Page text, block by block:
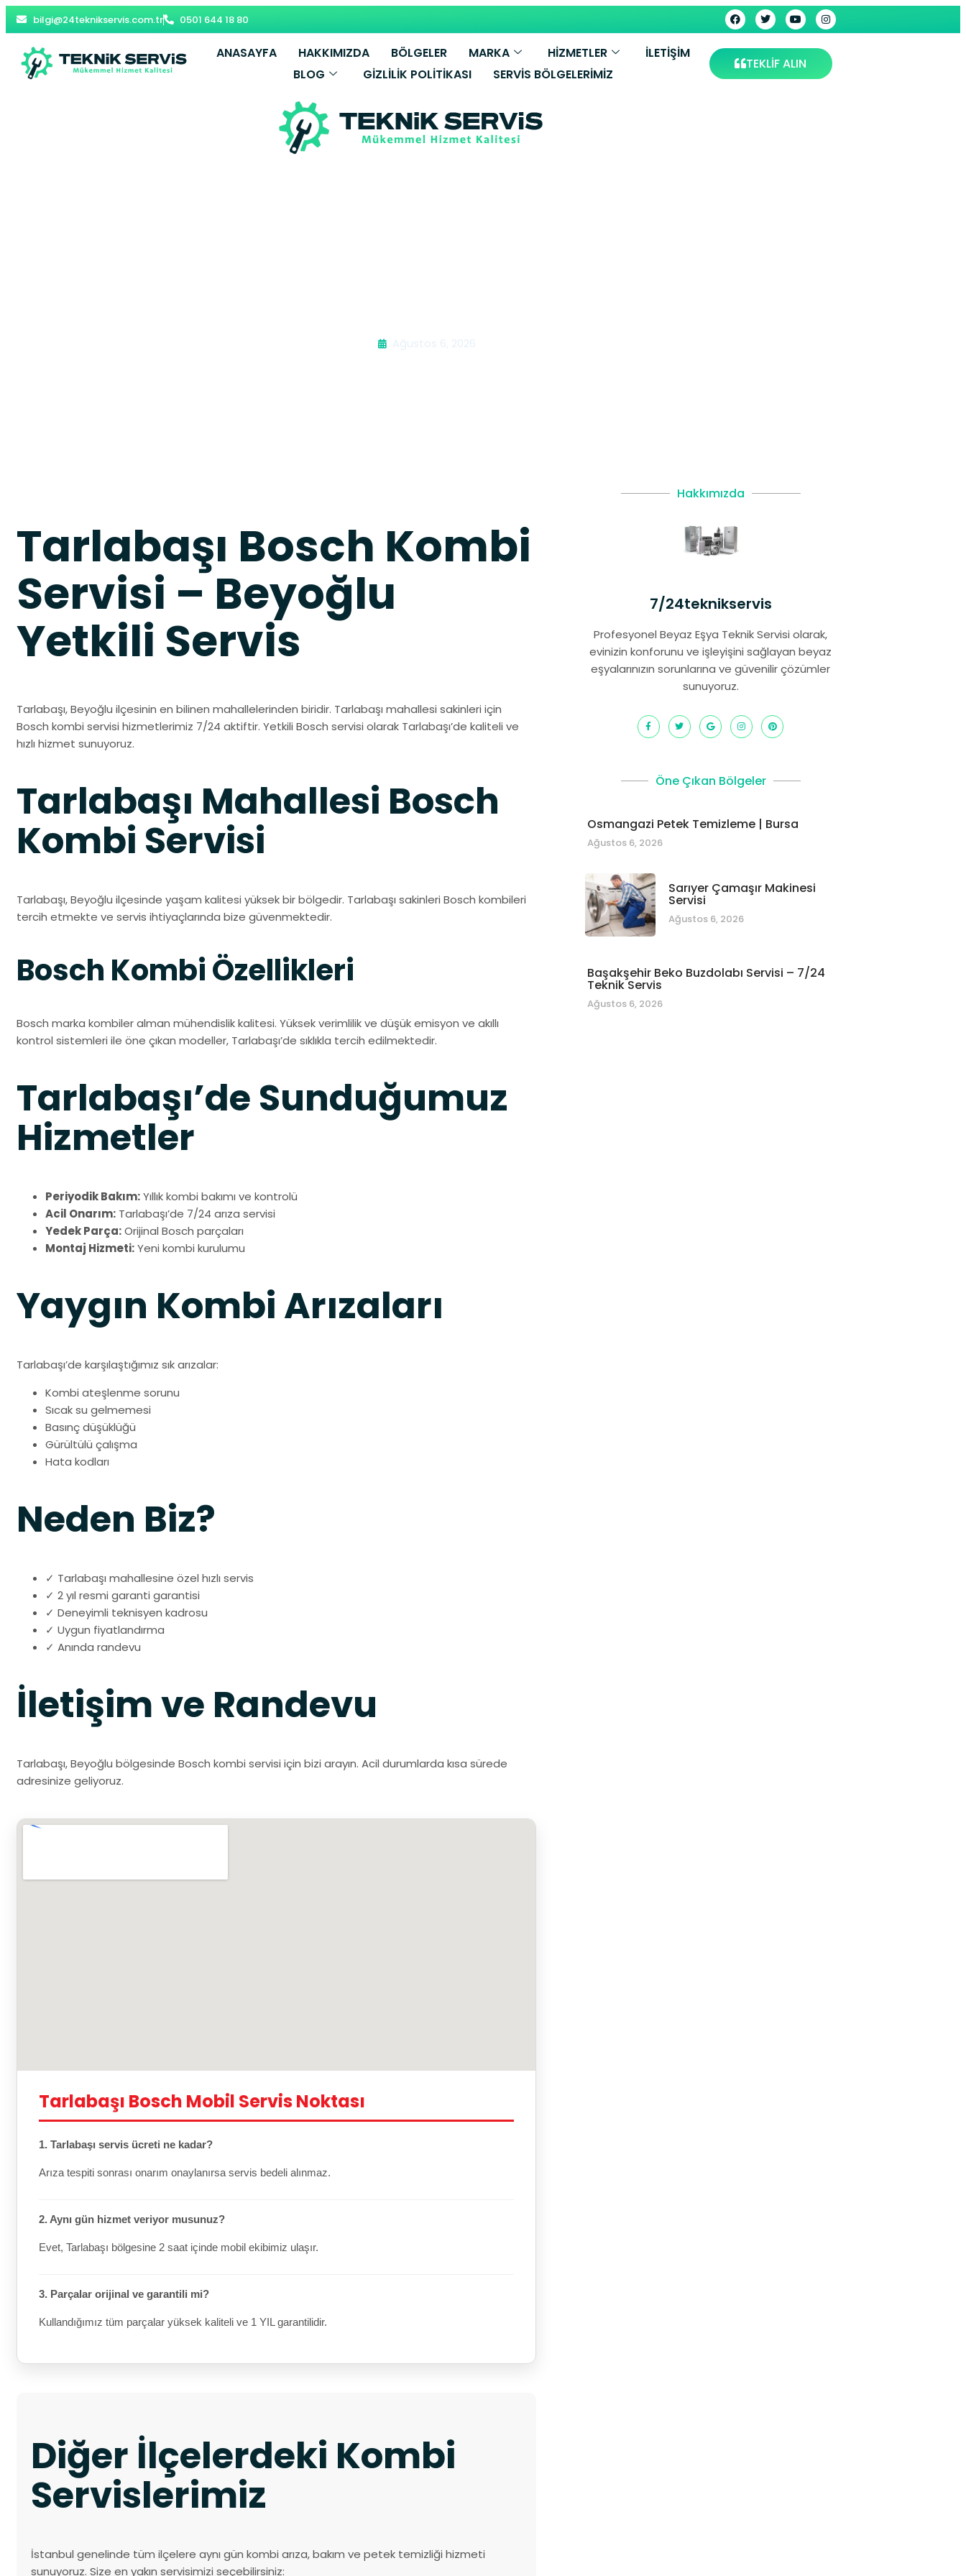
bilgi@24teknikservis.com.tr 0501 644 18 80
ANASAYFA HAKKIMIZDA BÖLGELER MARKA HİZMETLER
İLETIŞIM
BLOG
GIZLILIK POLITIKASI SERVIS BÖLGELERIMIZ
TEKLİF ALIN
Ağustos 6, 2026
Tarlabaşı Bosch Kombi
Servisi – Beyoğlu
Yetkili Servis
Tarlabaşı, Beyoğlu ilçesinin en bilinen mahallelerinden biridir. Tarlabaşı mahallesi sakinleri için
Bosch kombi servisi hizmetlerimiz 7/24 aktiftir. Yetkili Bosch servisi olarak Tarlabaşı’de kaliteli ve
hızlı hizmet sunuyoruz.
Tarlabaşı Mahallesi Bosch
Kombi Servisi
Tarlabaşı, Beyoğlu ilçesinde yaşam kalitesi yüksek bir bölgedir. Tarlabaşı sakinleri Bosch kombileri
tercih etmekte ve servis ihtiyaçlarında bize güvenmektedir.
Bosch Kombi Özellikleri
Bosch marka kombiler alman mühendislik kalitesi. Yüksek verimlilik ve düşük emisyon ve akıllı
kontrol sistemleri ile öne çıkan modeller, Tarlabaşı’de sıklıkla tercih edilmektedir.
Tarlabaşı’de Sunduğumuz
Hizmetler
Periyodik Bakım:Yıllık kombi bakımı ve kontrolü
Acil Onarım: Tarlabaşı’de 7/24 arıza servisi
Yedek Parça:Orijinal Bosch parçaları
Montaj Hizmeti:Yeni kombi kurulumu
Yaygın Kombi Arızaları
Tarlabaşı’de karşılaştığımız sık arızalar:
Kombi ateşlenme sorunu
Sıcak su gelmemesi
Basınç düşüklüğü
Gürültülü çalışma
Hata kodları
Neden Biz?
✓ Tarlabaşı mahallesine özel hızlı servis
✓ 2 yıl resmi garanti garantisi
✓ Deneyimli teknisyen kadrosu
✓ Uygun fiyatlandırma
✓ Anında randevu
İletişim ve Randevu
Tarlabaşı, Beyoğlu bölgesinde Bosch kombi servisi için bizi arayın. Acil durumlarda kısa sürede
adresinize geliyoruz.
Tarlabaşı Bosch Mobil Servis Noktası
1. Tarlabaşı servis ücreti ne kadar?
Arıza tespiti sonrası onarım onaylanırsa servis bedeli alınmaz.
2. Aynı gün hizmet veriyor musunuz?
Evet, Tarlabaşı bölgesine 2 saat içinde mobil ekibimiz ulaşır.
3. Parçalar orijinal ve garantili mi?
Kullandığımız tüm parçalar yüksek kaliteli ve 1 YIL garantilidir.
Diğer İlçelerdeki Kombi
Servislerimiz
İstanbul genelinde tüm ilçelere aynı gün kombi arıza, bakım ve petek temizliği hizmeti
sunuyoruz. Size en yakın servisimizi seçebilirsiniz:
Hakkımızda
7/24teknikservis
Profesyonel Beyaz Eşya Teknik Servisi olarak,
evinizin konforunu ve işleyişini sağlayan beyaz
eşyalarınızın sorunlarına ve güvenilir çözümler
sunuyoruz.
Öne Çıkan Bölgeler
Osmangazi Petek Temizleme | Bursa
Ağustos 6, 2026
Sarıyer Çamaşır Makinesi
Servisi
Ağustos 6, 2026
Başakşehir Beko Buzdolabı Servisi – 7/24
Teknik Servis
Ağustos 6, 2026